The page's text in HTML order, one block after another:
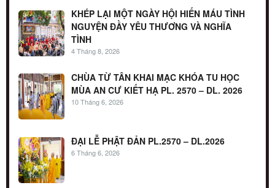
KHÉP LẠI MỘT NGÀY HỘI HIẾN MÁU TÌNH
NGUYỆN ĐẦY YÊU THƯƠNG VÀ NGHĨA
TÌNH
4 Tháng 8, 2026
CHÙA TỪ TÂN KHAI MẠC KHÓA TU HỌC
MÙA AN CƯ KIẾT HẠ PL. 2570 – DL. 2026
10 Tháng 6, 2026
ĐẠI LỄ PHẬT ĐẢN PL.2570 – DL.2026
6 Tháng 6, 2026